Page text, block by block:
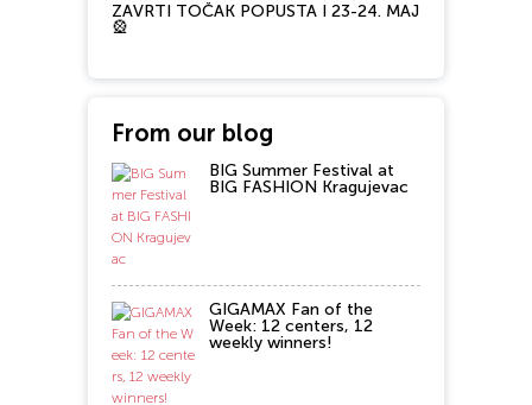
ZAVRTI TOČAK POPUSTA I 23-24. MAJ
🎡
From our blog
BIG Summer Festival at
BIG FASHION Kragujevac
GIGAMAX Fan of the
Week: 12 centers, 12
weekly winners!